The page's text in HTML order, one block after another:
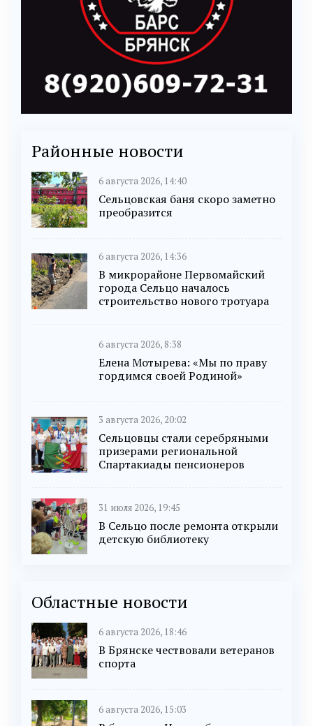
Районные новости
6 августа 2026, 14:40
Сельцовская баня скоро заметно
преобразится
6 августа 2026, 14:36
В микрорайоне Первомайский
города Сельцо началось
строительство нового тротуара
6 августа 2026, 8:38
Елена Мотырева: «Мы по праву
гордимся своей Родиной»
3 августа 2026, 20:02
Сельцовцы стали серебряными
призерами региональной
Спартакиады пенсионеров
31 июля 2026, 19:45
В Сельцо после ремонта открыли
детскую библиотеку
Областные новости
6 августа 2026, 18:46
В Брянске чествовали ветеранов
спорта
6 августа 2026, 15:03